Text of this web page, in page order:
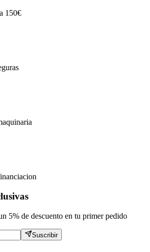
150€
5% de descuento en tu primer pedido
Suscribir